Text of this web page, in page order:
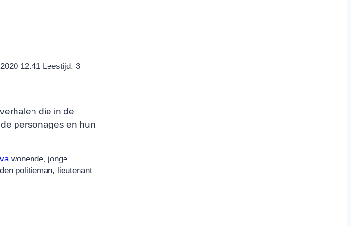
12:41 Leestijd: 3
die in de
personages en hun
wonende, jonge
politieman, lieutenant